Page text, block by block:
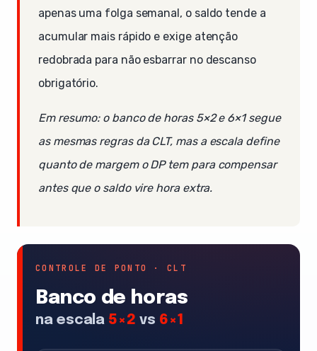
apenas uma folga semanal, o saldo tende a
acumular mais rápido e exige atenção
redobrada para não esbarrar no descanso
obrigatório.
Em resumo: o banco de horas 5×2 e 6×1 segue
as mesmas regras da CLT, mas a escala define
quanto de margem o DP tem para compensar
antes que o saldo vire hora extra.
CONTROLE DE PONTO · CLT
Banco de horas
na escala 5×2 vs 6×1